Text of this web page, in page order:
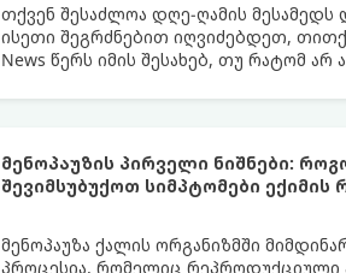
თქვენ შესაძლოა დღე-ღამის მესამედს
ისეთი შეგრძნებით იღვიძებდეთ,
News წერს იმის შესახებ, თუ რატომ არ
მენოპაუზის პირველი ნიშნები:
შევიმსუბუქოთ სიმპტომები ექიმის
მენოპაუზა ქალის ორგანიზმში
პროცესია, რომელიც რეპროდუქციული